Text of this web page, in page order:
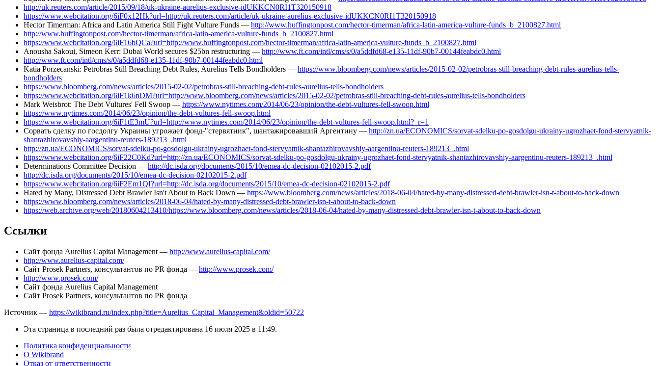
http://uk.reuters.com/article/2015/09/18/uk-ukraine-aurelius-exclusive-idUKKCN0RI1T320150918
https://www.webcitation.org/6iF0x12Hk?url=http://uk.reuters.com/article/uk-ukraine-aurelius-exclusive-idUKKCN0RI1T320150918
Hector Timerman: Africa and Latin America Still Fight Vulture Funds — http://www.huffingtonpost.com/hector-timerman/africa-latin-america-vulture-funds_b_2100827.html
http://www.huffingtonpost.com/hector-timerman/africa-latin-america-vulture-funds_b_2100827.html
https://www.webcitation.org/6iF16bQCa?url=http://www.huffingtonpost.com/hector-timerman/africa-latin-america-vulture-funds_b_2100827.html
Anousha Sakoui, Simeon Kerr: Dubai World secures $25bn restructuring — http://www.ft.com/intl/cms/s/0/a5ddfd68-e135-11df-90b7-00144feabdc0.html
http://www.ft.com/intl/cms/s/0/a5ddfd68-e135-11df-90b7-00144feabdc0.html
Katia Porzecanski: Petrobras Still Breaching Debt Rules, Aurelius Tells Bondholders — https://www.bloomberg.com/news/articles/2015-02-02/petrobras-still-breaching-debt-rules-aurelius-tells-
bondholders
https://www.bloomberg.com/news/articles/2015-02-02/petrobras-still-breaching-debt-rules-aurelius-tells-bondholders
https://www.webcitation.org/6iF1k6nDM?url=http://www.bloomberg.com/news/articles/2015-02-02/petrobras-still-breaching-debt-rules-aurelius-tells-bondholders
Mark Weisbrot: The Debt Vultures' Fell Swoop — https://www.nytimes.com/2014/06/23/opinion/the-debt-vultures-fell-swoop.html
https://www.nytimes.com/2014/06/23/opinion/the-debt-vultures-fell-swoop.html
https://www.webcitation.org/6iF1tE3mU?url=http://www.nytimes.com/2014/06/23/opinion/the-debt-vultures-fell-swoop.html?_r=1
Сорвать сделку по госдолгу Украины угрожает фонд-"стервятник", шантажировавший Аргентину — http://zn.ua/ECONOMICS/sorvat-sdelku-po-gosdolgu-ukrainy-ugrozhaet-fond-stervyatnik-
shantazhirovavshiy-aargentinu-reuters-189213_.html
http://zn.ua/ECONOMICS/sorvat-sdelku-po-gosdolgu-ukrainy-ugrozhaet-fond-stervyatnik-shantazhirovavshiy-aargentinu-reuters-189213_.html
https://www.webcitation.org/6iF22C0Kd?url=http://zn.ua/ECONOMICS/sorvat-sdelku-po-gosdolgu-ukrainy-ugrozhaet-fond-stervyatnik-shantazhirovavshiy-aargentinu-reuters-189213_.html
Determinations Committee Decision — http://dc.isda.org/documents/2015/10/emea-dc-decision-02102015-2.pdf
http://dc.isda.org/documents/2015/10/emea-dc-decision-02102015-2.pdf
https://www.webcitation.org/6iF2Em1QI?url=http://dc.isda.org/documents/2015/10/emea-dc-decision-02102015-2.pdf
Hated by Many, Distressed Debt Brawler Isn't About to Back Down — https://www.bloomberg.com/news/articles/2018-06-04/hated-by-many-distressed-debt-brawler-isn-t-about-to-back-down
https://www.bloomberg.com/news/articles/2018-06-04/hated-by-many-distressed-debt-brawler-isn-t-about-to-back-down
https://web.archive.org/web/20180604213410/https://www.bloomberg.com/news/articles/2018-06-04/hated-by-many-distressed-debt-brawler-isn-t-about-to-back-down
Ссылки
Сайт фонда Aurelius Capital Management — http://www.aurelius-capital.com/
http://www.aurelius-capital.com/
Сайт Prosek Partners, консультантов по PR фонда — http://www.prosek.com/
http://www.prosek.com/
Сайт фонда Aurelius Capital Management
Сайт Prosek Partners, консультантов по PR фонда
Источник — https://wikibrand.ru/index.php?title=Aurelius_Capital_Management&oldid=50722
Эта страница в последний раз была отредактирована 16 июля 2025 в 11:49.
Политика конфиденциальности
О Wikibrand
Отказ от ответственности